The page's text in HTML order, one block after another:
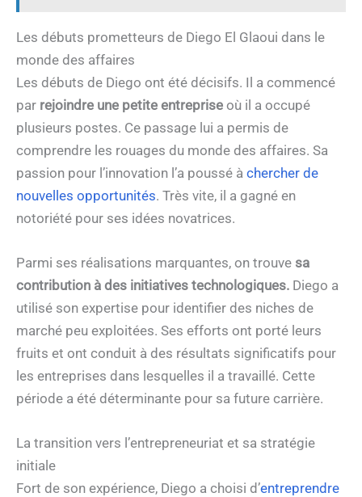
Les débuts prometteurs de Diego El Glaoui dans le
monde des affaires
Les débuts de Diego ont été décisifs. Il a commencé
par rejoindre une petite entreprise où il a occupé
plusieurs postes. Ce passage lui a permis de
comprendre les rouages du monde des affaires. Sa
passion pour l’innovation l’a poussé à chercher de
nouvelles opportunités. Très vite, il a gagné en
notoriété pour ses idées novatrices.
Parmi ses réalisations marquantes, on trouve sa
contribution à des initiatives technologiques. Diego a
utilisé son expertise pour identifier des niches de
marché peu exploitées. Ses efforts ont porté leurs
fruits et ont conduit à des résultats significatifs pour
les entreprises dans lesquelles il a travaillé. Cette
période a été déterminante pour sa future carrière.
La transition vers l’entrepreneuriat et sa stratégie
initiale
Fort de son expérience, Diego a choisi d’entreprendre